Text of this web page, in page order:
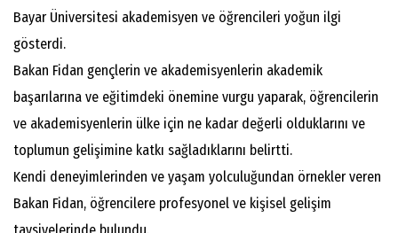
Bayar Üniversitesi akademisyen ve öğrencileri yoğun ilgi
gösterdi.
Bakan Fidan gençlerin ve akademisyenlerin akademik
başarılarına ve eğitimdeki önemine vurgu yaparak, öğrencilerin
ve akademisyenlerin ülke için ne kadar değerli olduklarını ve
toplumun gelişimine katkı sağladıklarını belirtti.
Kendi deneyimlerinden ve yaşam yolculuğundan örnekler veren
Bakan Fidan, öğrencilere profesyonel ve kişisel gelişim
tavsiyelerinde bulundu.